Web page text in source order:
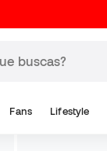
Fans Lifestyle